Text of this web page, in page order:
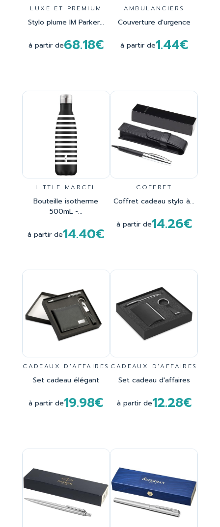
LUXE ET PREMIUM
Stylo plume IM Parker...
à partir de68.18€
AMBULANCIERS
Couverture d'urgence
à partir de1.44€
LITTLE MARCEL
Bouteille isotherme
500mL -...
à partir de14.40€
COFFRET
Coffret cadeau stylo à...
à partir de14.26€
CADEAUX D'AFFAIRES
Set cadeau élégant
à partir de19.98€
CADEAUX D'AFFAIRES
Set cadeau d'affaires
à partir de12.28€